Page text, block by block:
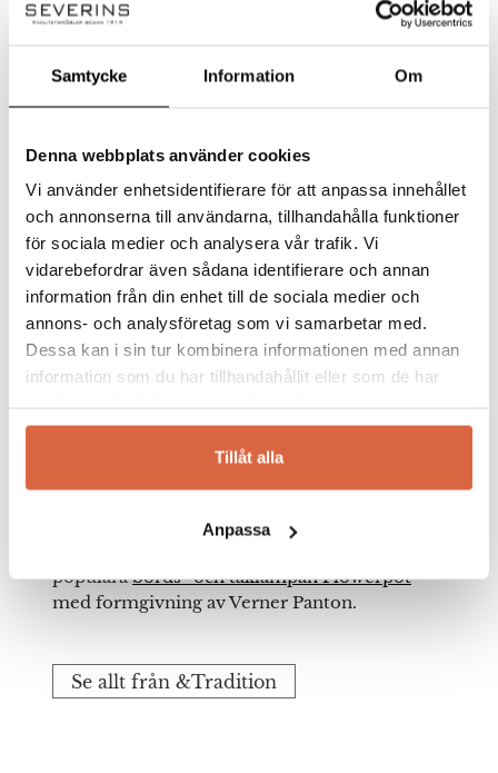
Samtycke Information Om
Denna webbplats använder cookies
Vi använder enhetsidentifierare för att anpassa innehållet
och annonserna till användarna, tillhandahålla funktioner
för sociala medier och analysera vår trafik. Vi
vidarebefordrar även sådana identifierare och annan
information från din enhet till de sociala medier och
annons- och analysföretag som vi samarbetar med.
Dessa kan i sin tur kombinera informationen med annan
information som du har tillhandahållit eller som de har
Tillåt alla
Anpassa
Din recension
E-post*
Spara mitt namn, min e-postadress och webbplats i
kommentar.
Det finns inga frågor än
&Tradition
&Tradition är ett danskt designföretag med
rötter i nordisk tradition kombinerat med
specialitet är belysningsarmaturer, men de
skapar även mindre möbler och
och omtyckta samarbetspartners. Från
populärabords- och taklampan Flowerpot
med formgivning av Verner Panton.
Se allt från &Tradition